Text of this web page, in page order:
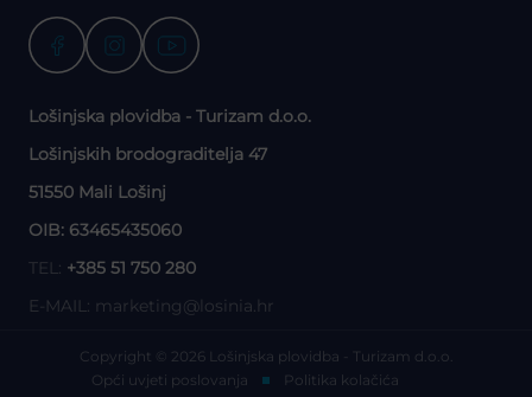
Lošinjska plovidba - Turizam d.o.o.
Lošinjskih brodograditelja 47
51550 Mali Lošinj
OIB: 63465435060
TEL: +385 51 750 280
E-MAIL: marketing@losinia.hr
Copyright © 2026 Lošinjska plovidba - Turizam d.o.o.
Opći uvjeti poslovanja
Politika kolačića